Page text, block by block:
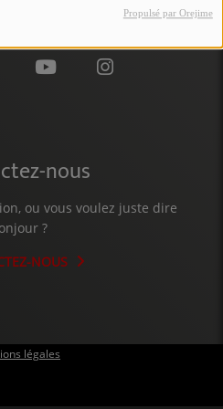
Propulsé par Orejime
nous
ou vous voulez juste dire
?
NOUS
légales